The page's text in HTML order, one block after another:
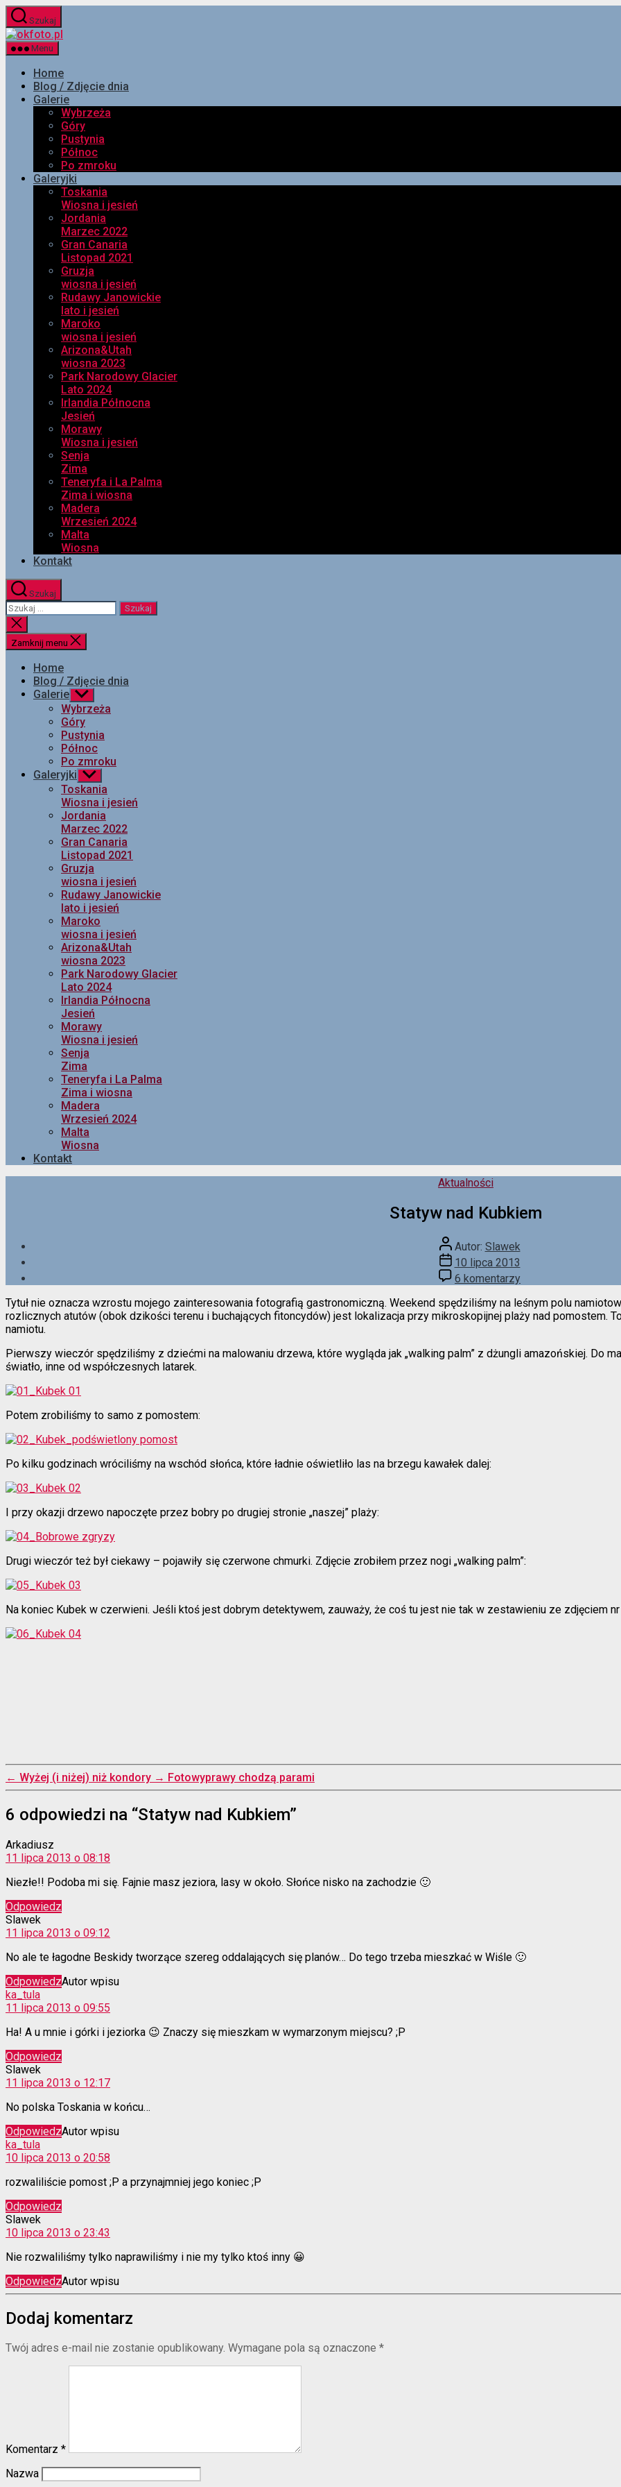
Przejdź
do
treści
Szukaj
Menu
Home
Blog / Zdjęcie dnia
Galerie
Wybrzeża
Góry
Pustynia
Północ
Po zmroku
Galeryjki
Toskania
Wiosna i jesień
Jordania
Marzec 2022
Gran Canaria
Listopad 2021
Gruzja
wiosna i jesień
Rudawy Janowickie
lato i jesień
Maroko
wiosna i jesień
Arizona&Utah
wiosna 2023
Park Narodowy Glacier
Lato 2024
Irlandia Północna
Jesień
Morawy
Wiosna i jesień
Senja
Zima
Teneryfa i La Palma
Zima i wiosna
Madera
Wrzesień 2024
Malta
Wiosna
Kontakt
Szukaj
Szukaj:
Zamknij
wyszukiwanie
Zamknij menu
Home
Blog / Zdjęcie dnia
Galerie Pokaż
podmenu
Wybrzeża
Góry
Pustynia
Północ
Po zmroku
Galeryjki Pokaż
podmenu
Toskania
Wiosna i jesień
Jordania
Marzec 2022
Gran Canaria
Listopad 2021
Gruzja
wiosna i jesień
Rudawy Janowickie
lato i jesień
Maroko
wiosna i jesień
Arizona&Utah
wiosna 2023
Park Narodowy Glacier
Lato 2024
Irlandia Północna
Jesień
Morawy
Wiosna i jesień
Senja
Zima
Teneryfa i La Palma
Zima i wiosna
Madera
Wrzesień 2024
Malta
Wiosna
Kontakt
Kategorie
Aktualności
Statyw nad Kubkiem
Autor
wpisu
Autor: Slawek
Data
wpisu
10 lipca 2013
6 komentarzydo
Statyw
nad
Kubkiem
Tytuł nie oznacza wzrostu mojego zainteresowania fotografią gastronomiczną. Weekend spędziliśmy na leśnym polu
rozlicznych atutów (obok dzikości terenu i buchających fitoncydów) jest lokalizacja przy mikroskopijnej plaży nad pomostem.
namiotu.
Pierwszy wieczór spędziliśmy z dziećmi na malowaniu drzewa, które wygląda jak „walking palm” z dżungli amazońskiej. Do
światło, inne od współczesnych latarek.
Potem zrobiliśmy to samo z pomostem:
Po kilku godzinach wróciliśmy na wschód słońca, które ładnie oświetliło las na brzegu kawałek dalej:
I przy okazji drzewo napoczęte przez bobry po drugiej stronie „naszej” plaży:
Drugi wieczór też był ciekawy – pojawiły się czerwone chmurki. Zdjęcie zrobiłem przez nogi „walking palm”:
Na koniec Kubek w czerwieni. Jeśli ktoś jest dobrym detektywem, zauważy, że coś tu jest nie tak w zestawieniu ze zdjęciem nr
← Wyżej (i niżej) niż kondory → Fotowyprawy chodzą parami
6 odpowiedzi na “Statyw nad Kubkiem”
Arkadiusz
11 lipca 2013 o 08:18
Niezłe!! Podoba mi się. Fajnie masz jeziora, lasy w około. Słońce nisko na zachodzie 🙂
Odpowiedz
Slawek
11 lipca 2013 o 09:12
No ale te łagodne Beskidy tworzące szereg oddalających się planów… Do tego trzeba mieszkać w Wiśle 🙂
OdpowiedzAutor wpisu
ka_tulakomentarz:
11 lipca 2013 o 09:55
Ha! A u mnie i górki i jeziorka 😉 Znaczy się mieszkam w wymarzonym miejscu? ;P
Odpowiedz
Slawek
11 lipca 2013 o 12:17
No polska Toskania w końcu…
OdpowiedzAutor wpisu
ka_tulakomentarz:
10 lipca 2013 o 20:58
rozwaliliście pomost ;P a przynajmniej jego koniec ;P
Odpowiedz
Slawek
10 lipca 2013 o 23:43
Nie rozwaliliśmy tylko naprawiliśmy i nie my tylko ktoś inny 😀
OdpowiedzAutor wpisu
Dodaj komentarz
Twój adres e-mail nie zostanie opublikowany. Wymagane pola są oznaczone *
Komentarz *
Nazwa